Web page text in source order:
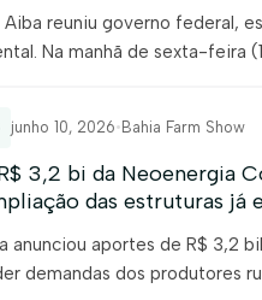
Aiba reuniu governo federal,
Na manhã de sexta-feira
junho 10, 2026• Bahia Farm Show
3,2 bi da Neoenergia
das estruturas já
anunciou aportes de R$ 3,2
demandas dos produtores